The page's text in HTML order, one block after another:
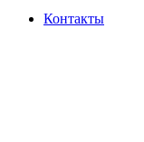
Контакты